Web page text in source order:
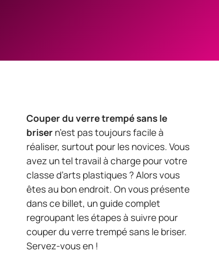
Couper du verre trempé sans le
brisern’est pas toujours facile à
réaliser, surtout pour les novices. Vous
avez un tel travail à charge pour votre
classe d’arts plastiques ? Alors vous
êtes au bon endroit. On vous présente
dans ce billet, un guide complet
regroupant les étapes à suivre pour
couper du verre trempé sans le briser.
Servez-vous en !